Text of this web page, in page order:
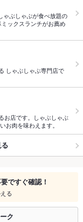
ゃぶしゃぶが食べ放題の
ックスランチがお薦め
しゃぶしゃぶ専門店で
お店です。しゃぶしゃぶ
お肉を味わえます。
ですぐ確認！
る
ク